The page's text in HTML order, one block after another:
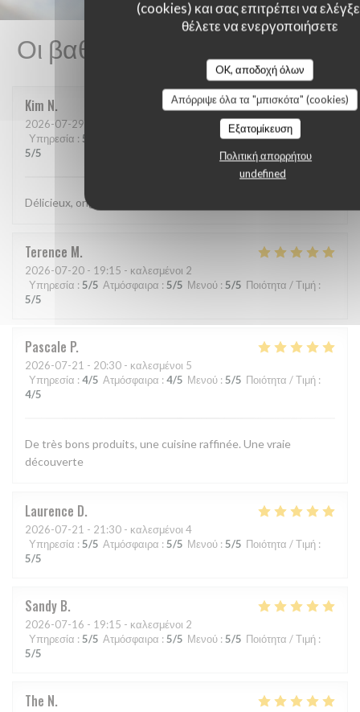
(cookies) και σας επιτρέπει να
θέλετε να ενεργοποιήσετε
OK, αποδοχή όλων
Απόρριψε όλα τα "μπισκότα" (cookies)
Εξατομίκευση
Πολιτική απορρήτου
undefined
Οι βαθμολογίες πελατών μας
Kim N
2026-07-29
Υπηρεσία : 5 :5/5 Ποιότητα / Τιμή
5/5
Délicieux, original, subtil et service très agréable.
Terence M
2026-07-20 - 19:15 - καλεσμένοι 2
Υπηρεσία : 5/5 Ατμόσφαιρα : 5/5 Μενού : 5/5 Ποιότητα / Τιμή :
5/5
Pascale P
2026-07-21 - 20:30 - καλεσμένοι 5
Υπηρεσία : 4/5 Ατμόσφαιρα : 4/5 Μενού : 5/5 Ποιότητα / Τιμή :
4/5
De très bons produits, une cuisine raffinée. Une vraie
découverte
Laurence D
2026-07-21 - 21:30 - καλεσμένοι 4
Υπηρεσία : 5/5 Ατμόσφαιρα : 5/5 Μενού : 5/5 Ποιότητα / Τιμή :
5/5
Sandy B
2026-07-16 - 19:15 - καλεσμένοι 2
Υπηρεσία : 5/5 Ατμόσφαιρα : 5/5 Μενού : 5/5 Ποιότητα / Τιμή :
5/5
The N